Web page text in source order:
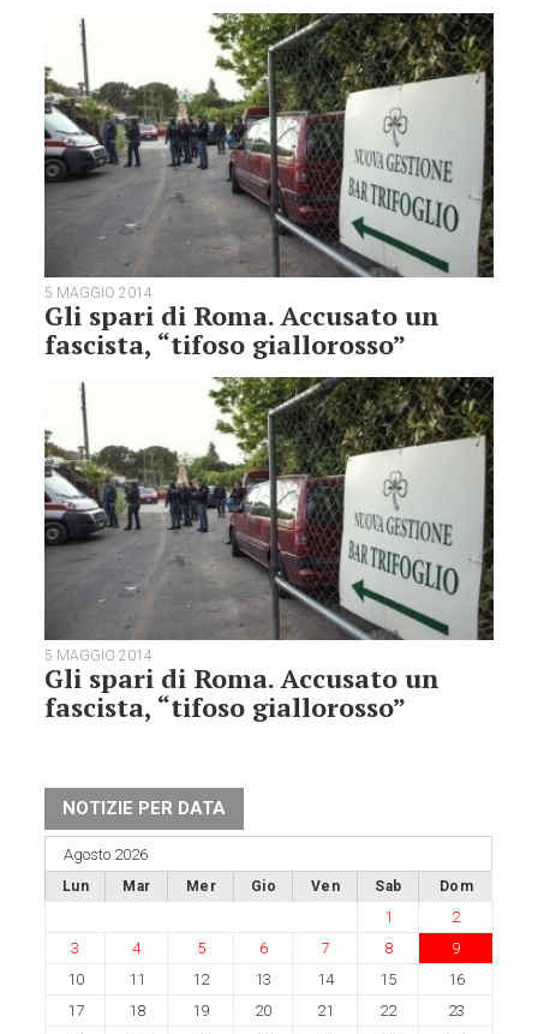
5 MAGGIO 2014
Gli spari di Roma. Accusato un
fascista, “tifoso giallorosso”
5 MAGGIO 2014
Gli spari di Roma. Accusato un
fascista, “tifoso giallorosso”
NOTIZIE PER DATA
Agosto 2026
Lun Mar Mer Gio Ven Sab Dom
1
2
3
4 5 6 7 8
9
10
11 12 13 14 15
16
17
18 19 20 21 22
23